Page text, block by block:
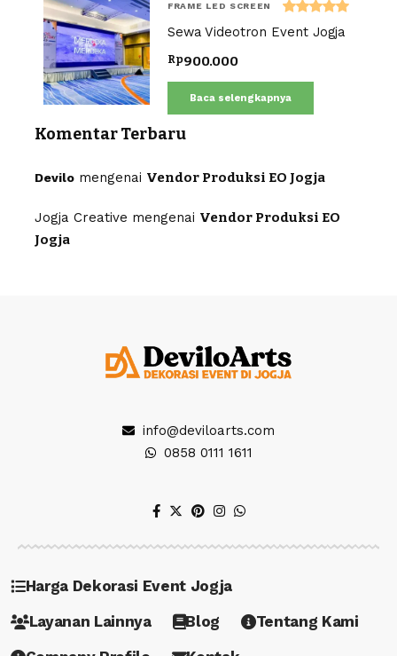
FRAME LED SCREEN
Dinilai
dari 5
Sewa Videotron Event Jogja
Rp900.000
Baca selengkapnya
Komentar Terbaru
Devilo mengenai Vendor Produksi EO Jogja
Jogja Creative mengenai Vendor Produksi EO
Jogja
info@deviloarts.com
0858 0111 1611
Harga Dekorasi Event Jogja
Layanan Lainnya
Blog
Tentang Kami